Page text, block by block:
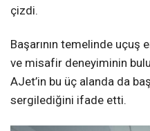
çizdi.
Başarının temelinde uçuş
ve misafir deneyiminin
AJet’in bu üç alanda da
sergilediğini ifade etti.